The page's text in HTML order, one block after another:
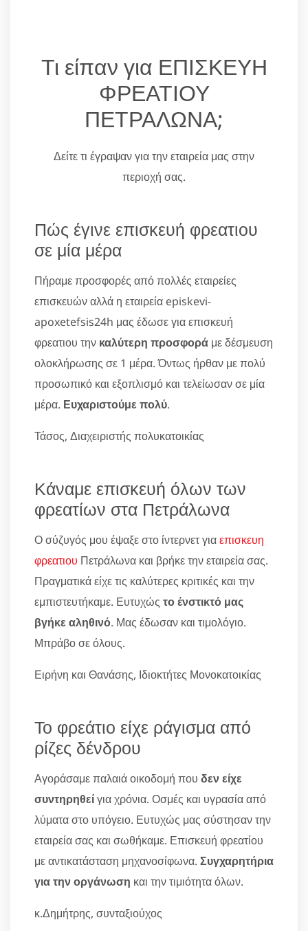
Τι είπαν για ΕΠΙΣΚΕΥΗ
ΦΡΕΑΤΙΟΥ
ΠΕΤΡΑΛΩΝΑ;
Δείτε τι έγραψαν για την εταιρεία μας στην
περιοχή σας.
Πώς έγινε επισκευή φρεατιου
σε μία μέρα
Πήραμε προσφορές από πολλές εταιρείες
επισκευών αλλά η εταιρεία episkevi-
apoxetefsis24h μας έδωσε για επισκευή
φρεατιου την καλύτερη προσφορά με δέσμευση
ολοκλήρωσης σε 1 μέρα. Όντως ήρθαν με πολύ
προσωπικό και εξοπλισμό και τελείωσαν σε μία
μέρα. Ευχαριστούμε πολύ.
Τάσος, Διαχειριστής πολυκατοικίας
Κάναμε επισκευή όλων των
φρεατίων στα Πετράλωνα
Ο σύζυγός μου έψαξε στο ίντερνετ γιαεπισκευη
φρεατιου Πετράλωνα και βρήκε την εταιρεία σας.
Πραγματικά είχε τις καλύτερες κριτικές και την
εμπιστευτήκαμε. Ευτυχώς το ένστικτό μας
βγήκε αληθινό. Μας έδωσαν και τιμολόγιο.
Μπράβο σε όλους.
Ειρήνη και Θανάσης, Ιδιοκτήτες Μονοκατοικίας
Το φρεάτιο είχε ράγισμα από
ρίζες δένδρου
Αγοράσαμε παλαιά οικοδομή που δεν είχε
συντηρηθείγια χρόνια. Οσμές και υγρασία από
λύματα στο υπόγειο. Ευτυχώς μας σύστησαν την
εταιρεία σας και σωθήκαμε. Επισκευή φρεατίου
με αντικατάσταση μηχανοσίφωνα. Συγχαρητήρια
για την οργάνωση και την τιμιότητα όλων.
κ.Δημήτρης, συνταξιούχος